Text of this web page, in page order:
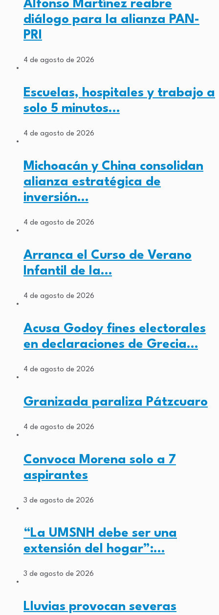
Alfonso Martínez reabre
diálogo para la alianza PAN-
PRI
4 de agosto de 2026
Escuelas, hospitales y trabajo a
solo 5 minutos…
4 de agosto de 2026
Michoacán y China consolidan
alianza estratégica de
inversión…
4 de agosto de 2026
Arranca el Curso de Verano
Infantil de la…
4 de agosto de 2026
Acusa Godoy fines electorales
en declaraciones de Grecia…
4 de agosto de 2026
Granizada paraliza Pátzcuaro
4 de agosto de 2026
Convoca Morena solo a 7
aspirantes
3 de agosto de 2026
“La UMSNH debe ser una
extensión del hogar”:…
3 de agosto de 2026
Lluvias provocan severas